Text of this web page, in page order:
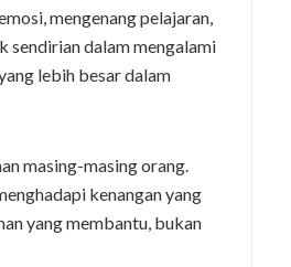
mengenang pelajaran,
sendirian dalam mengalami
lebih besar dalam
masing-masing orang.
kenangan yang
yang membantu, bukan